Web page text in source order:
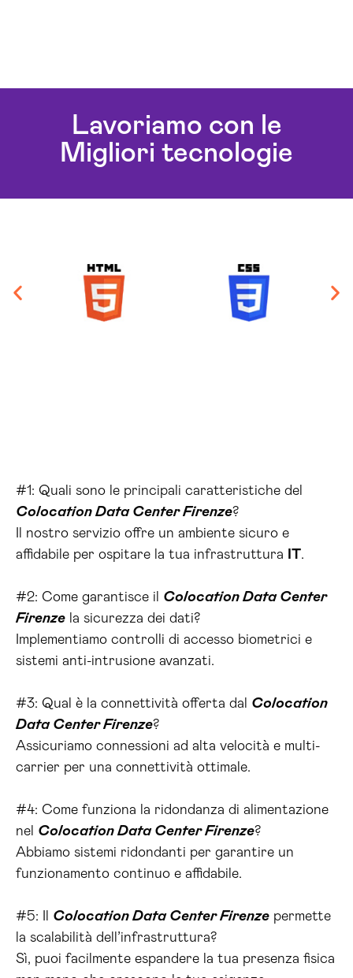
Lavoriamo con le
Migliori tecnologie
#1: Quali sono le principali caratteristiche del
Colocation Data Center Firenze?
Il nostro servizio offre un ambiente sicuro e
affidabile per ospitare la tua infrastruttura
IT.
#2: Come garantisce il Colocation Data Center
Firenze la sicurezza dei dati?
Implementiamo controlli di accesso biometrici e
sistemi anti-intrusione avanzati.
#3: Qual è la connettività offerta dal Colocation
Data Center Firenze?
Assicuriamo connessioni ad alta velocità e multi-
carrier per una connettività ottimale.
#4: Come funziona la ridondanza di alimentazione
nel Colocation Data Center Firenze?
Abbiamo sistemi ridondanti per garantire un
funzionamento continuo e affidabile.
#5: Il Colocation Data Center Firenze permette
la scalabilità dell’infrastruttura?
Sì, puoi facilmente espandere la tua presenza fisica